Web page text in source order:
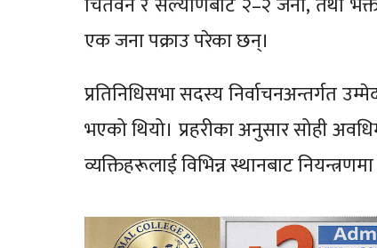
एक जना पक्राउ परेका छन्।
प्रतिनिधिसभा सदस्य निर्वाचनअन्तर्गत
भएको थियो। प्रहरीका अनुसार सोही
व्यक्तिहरूलाई विभिन्न स्थानबाट